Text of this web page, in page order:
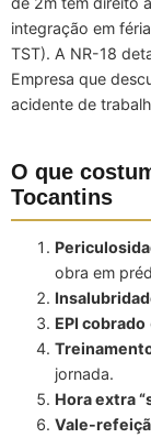
integração em
TST). A NR-18
Empresa que
acidente de
O que
Tocantins
obra em
EPI cobrado
jornada.
Hora extra
Vale-